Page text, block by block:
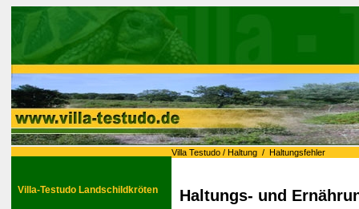
Villa Testudo / Haltung / Haltungsfehler
Villa-Testudo Landschildkröten Haltungs- und